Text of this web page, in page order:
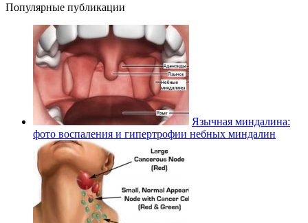
Популярные публикации
Язычная миндалина:
фото воспаления и гипертрофии небных миндалин